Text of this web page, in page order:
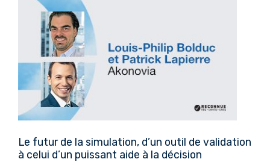
Le futur de la simulation, d’un outil de validation
à celui d’un puissant aide à la décision